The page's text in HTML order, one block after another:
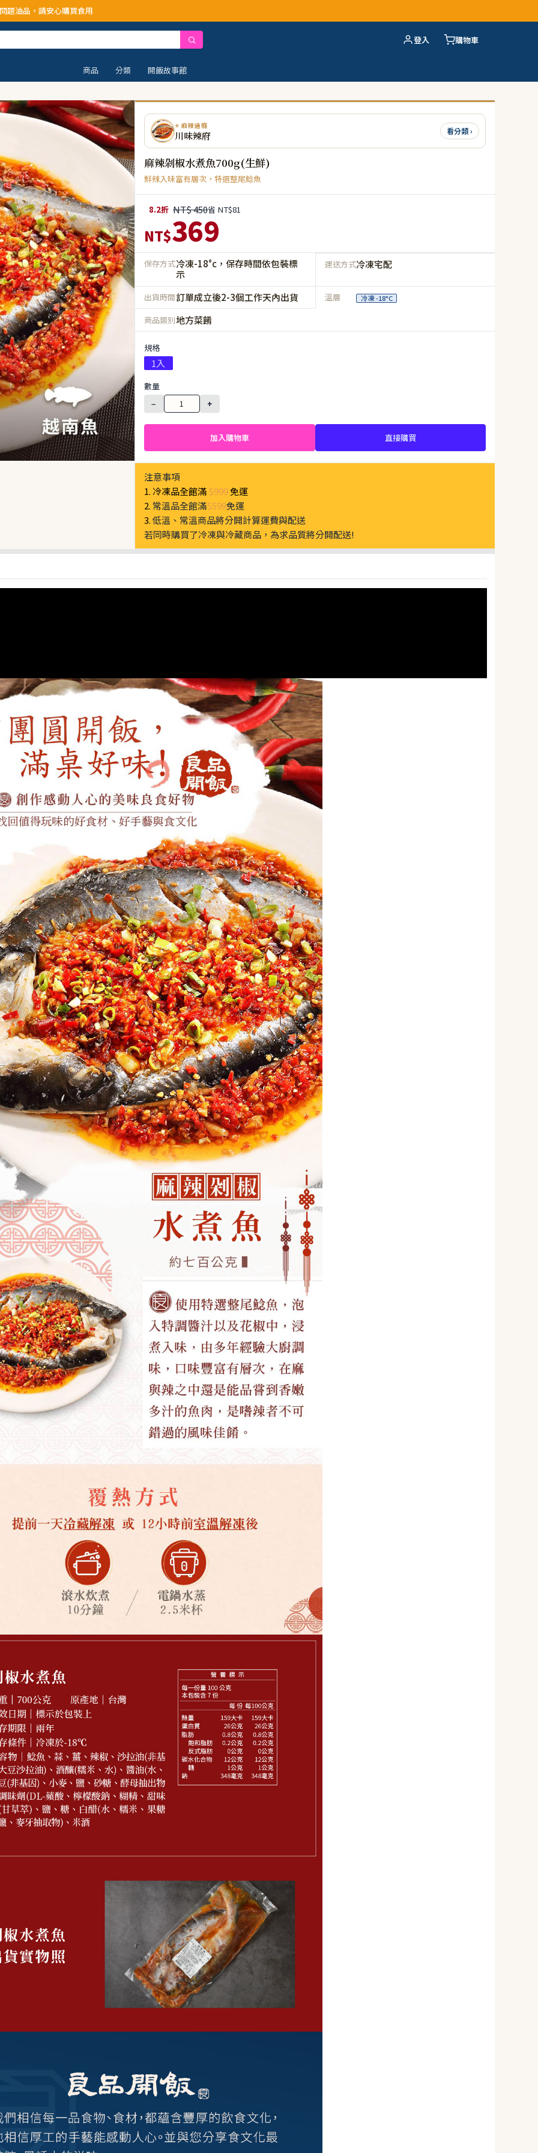
購買食用
登入 購物車
商品 分類 開飯故事館
⭐ 麻辣過癮
川味辣府 看分類 ›
麻辣剁椒水煮魚700g(生鮮)
鮮辣入味富有層次，特選整尾鯰魚
8.2折 NT$ 450省 NT$81
NT$369
保存方式冷凍-18°c，保存時間依包裝標
示
運送方式冷凍宅配
出貨時間訂單成立後2-3個工作天內出貨 溫層 冷凍 -18°C
商品類別地方菜餚
規格
1入
數量
−
+
加入購物車 直接購買
注意事項
1. 冷凍品全館滿 $999免運
2. 常溫品全館滿$599免運
3.低溫、常溫商品將分開計算運費與配送
若同時購買了冷凍與冷藏商品，為求品質將分開配送!